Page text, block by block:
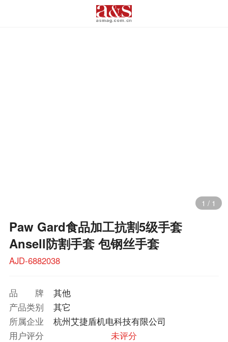
1 / 1
Paw Gard食品加工抗割5级手套
Ansell防割手套 包钢丝手套
AJD-6882038
品牌
其他
产品类别
其它
所属企业
杭州艾捷盾机电科技有限公司
用户评分
未评分